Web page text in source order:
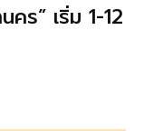
ร” เริ่ม 1-12